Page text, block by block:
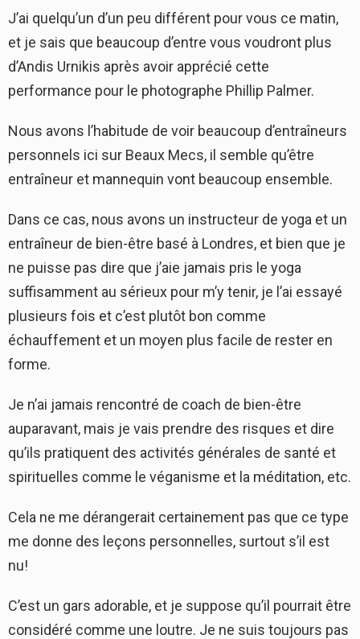
J’ai quelqu’un d’un peu différent pour vous ce matin,
et je sais que beaucoup d’entre vous voudront plus
d’Andis Urnikis après avoir apprécié cette
performance pour le photographe Phillip Palmer.
Nous avons l’habitude de voir beaucoup d’entraîneurs
personnels ici sur Beaux Mecs, il semble qu’être
entraîneur et mannequin vont beaucoup ensemble.
Dans ce cas, nous avons un instructeur de yoga et un
entraîneur de bien-être basé à Londres, et bien que je
ne puisse pas dire que j’aie jamais pris le yoga
suffisamment au sérieux pour m’y tenir, je l’ai essayé
plusieurs fois et c’est plutôt bon comme
échauffement et un moyen plus facile de rester en
forme.
Je n’ai jamais rencontré de coach de bien-être
auparavant, mais je vais prendre des risques et dire
qu’ils pratiquent des activités générales de santé et
spirituelles comme le véganisme et la méditation, etc.
Cela ne me dérangerait certainement pas que ce type
me donne des leçons personnelles, surtout s’il est
nu!
C’est un gars adorable, et je suppose qu’il pourrait être
considéré comme une loutre. Je ne suis toujours pas